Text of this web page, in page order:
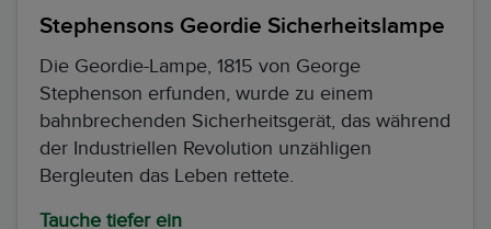
Stephensons Geordie Sicherheitslampe
Die Geordie-Lampe, 1815 von George
Stephenson erfunden, wurde zu einem
bahnbrechenden Sicherheitsgerät, das während
der Industriellen Revolution unzähligen
Bergleuten das Leben rettete.
Tauche tiefer ein